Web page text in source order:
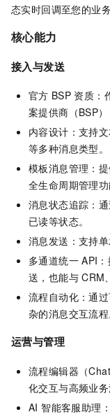
态实时回调至您的业
核心能力
接入与发送
官方 BSP 资质：
案提供商（BSP）
内容设计：支持
等多种消息类型。
模板消息管理：
全生命周期管理功
消息状态追踪：
已读等状态。
消息发送：支持
多通道统一 API
送，也能与 CRM
流程自动化：通
杂的消息交互流程
运营与管理
流程编辑器（
化交互与高频业务
AI 智能客服助理